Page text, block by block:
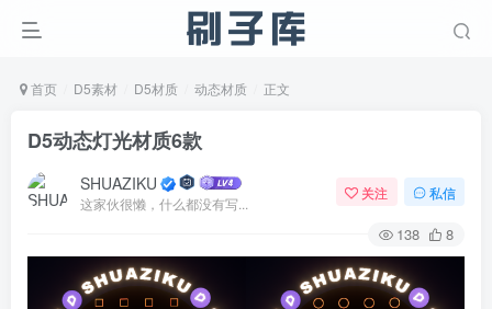
首页 D5素材 D5材质 动态材质 正文
D5动态灯光材质6款
SHUAZIKU
这家伙很懒，什么都没有写...
关注 私信
138 8